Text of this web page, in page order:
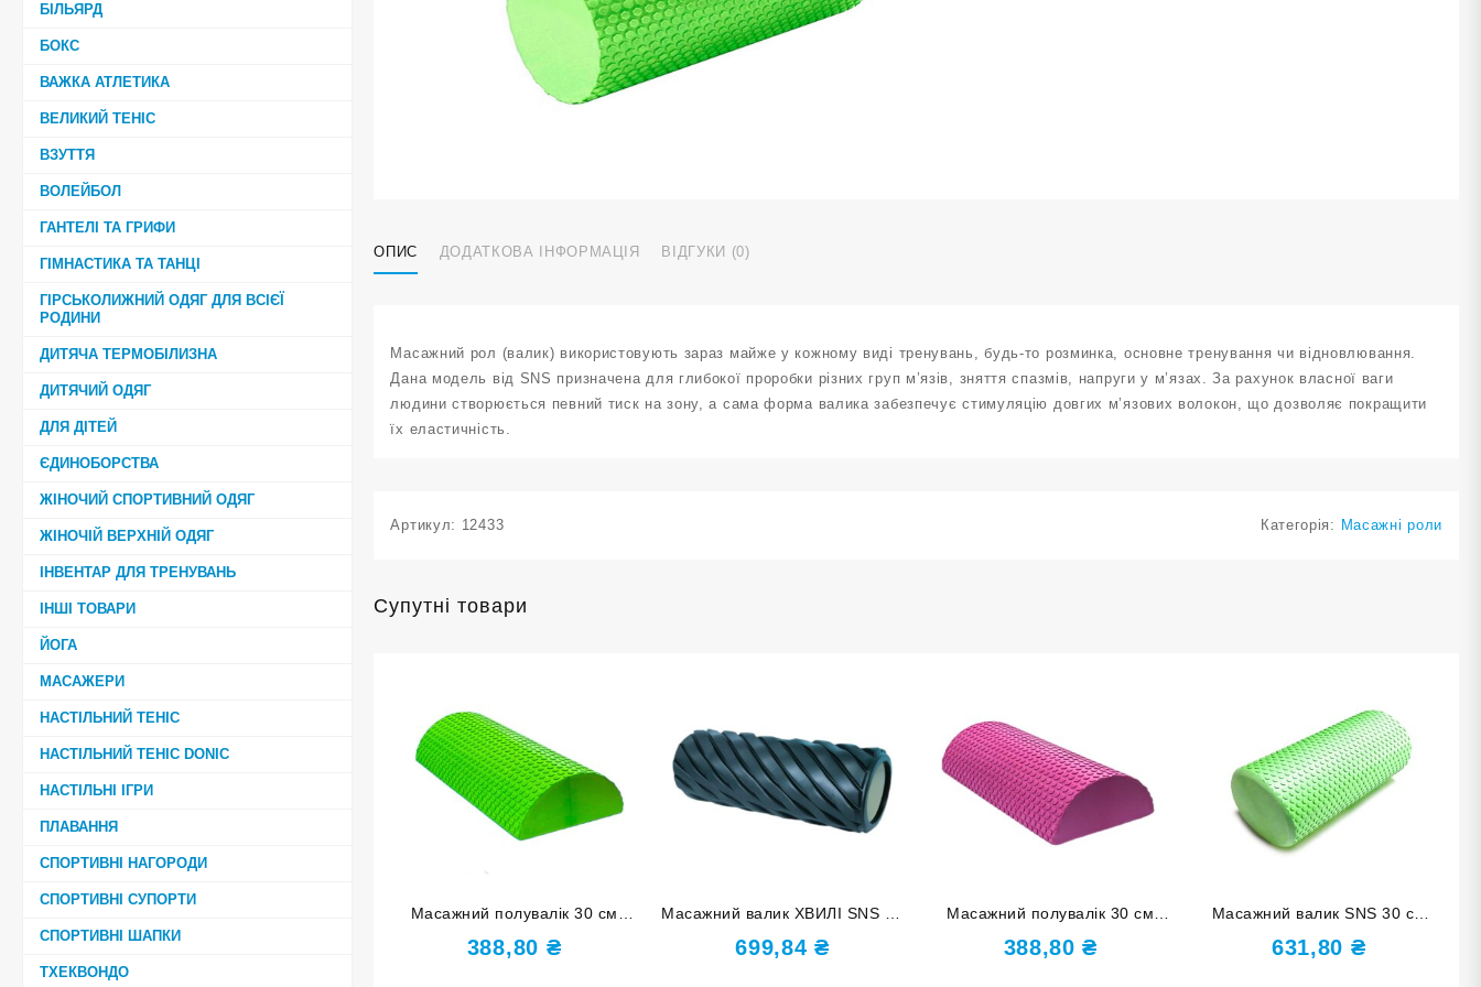
БІЛЬЯРД
БОКС
ВАЖКА АТЛЕТИКА
ВЕЛИКИЙ ТЕНІС
ВЗУТТЯ
ВОЛЕЙБОЛ
ГАНТЕЛІ ТА ГРИФИ
ГІМНАСТИКА ТА ТАНЦІ
ГІРСЬКОЛИЖНИЙ ОДЯГ ДЛЯ ВСІЄЇ
РОДИНИ
ДИТЯЧА ТЕРМОБІЛИЗНА
ДИТЯЧИЙ ОДЯГ
ДЛЯ ДІТЕЙ
ЄДИНОБОРСТВА
ЖІНОЧИЙ СПОРТИВНИЙ ОДЯГ
ЖІНОЧІЙ ВЕРХНІЙ ОДЯГ
ІНВЕНТАР ДЛЯ ТРЕНУВАНЬ
ІНШІ ТОВАРИ
ЙОГА
МАСАЖЕРИ
НАСТІЛЬНИЙ ТЕНІС
НАСТІЛЬНИЙ ТЕНІС DONIC
НАСТІЛЬНІ ІГРИ
ПЛАВАННЯ
СПОРТИВНІ НАГОРОДИ
СПОРТИВНІ СУПОРТИ
СПОРТИВНІ ШАПКИ
ТХЕКВОНДО
ОПИС ДОДАТКОВА ІНФОРМАЦІЯ ВІДГУКИ (0)
Масажний рол (валик) використовують зараз майже у кожному виді тренувань, будь-то розминка, основне тренування чи відновлювання.
Дана модель від SNS призначена для глибокої проробки різних груп м’язів, зняття спазмів, напруги у м’язах. За рахунок власної ваги
людини створюється певний тиск на зону, а сама форма валика забезпечує стимуляцію довгих м’язових волокон, що дозволяє покращити
їх еластичність.
Артикул: 12433 Категорія: Масажні роли
Супутні товари
Масажний полувалік 30 см
салатовий D-СА
388,80 ₴
Масажний валик ХВИЛІ SNS 33
см чорний XW7-33-black
699,84₴
Масажний полувалік 30 см
рожевий D-Р
388,80₴
Масажний валик SNS 30 см
салатовий YJ-30-СА
631,80 ₴